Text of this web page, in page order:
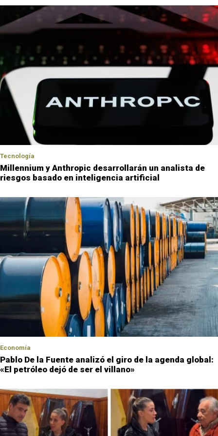
Tecnología
Millennium y Anthropic desarrollarán un analista de
riesgos basado en inteligencia artificial
Economía
Pablo De la Fuente analizó el giro de la agenda global:
«El petróleo dejó de ser el villano»